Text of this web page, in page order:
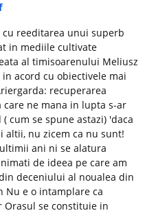
cu reeditarea unui superb
in mediile cultivate
al timisoarenului Meliusz
in acord cu obiectivele mai
recuperarea
ne mana in lupta s-ar
cum se spune astazi) 'daca
altii, nu zicem ca nu sunt!
ani ni se alatura
de ideea pe care am
deceniului al noualea din
Nu e o intamplare ca
se constituie in